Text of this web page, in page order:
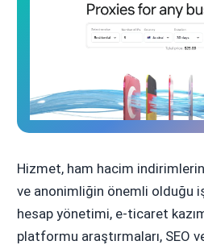
Hizmet, ham hacim
ve anonimliğin önemli olduğu
hesap yönetimi, e-ticaret
platformu araştırmaları, SEO